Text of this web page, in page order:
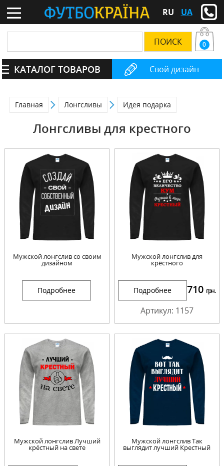
RU UA
Свой дизайн
0
КАТАЛОГ ТОВАРОВ
Главная Лонгсливы Идея подарка
Лонгсливы для крестного
Мужской лонгслив со своим
дизайном
Подробнее
Мужской лонгслив для
крёстного
Подробнее 710 грн.
Артикул: 1157
Мужской лонгслив Лучший
крёстный на свете
Мужской лонгслив Так
выглядит лучший Крестный